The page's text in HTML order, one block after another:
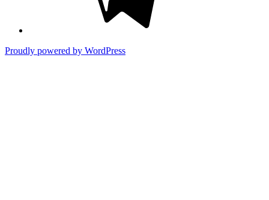
Proudly powered by WordPress